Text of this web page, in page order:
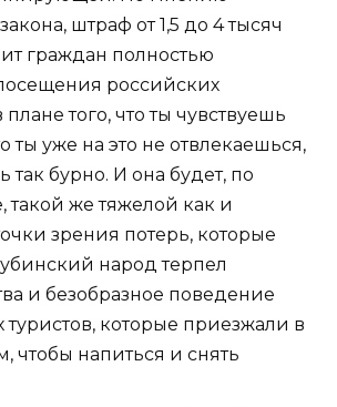
штраф от 1,5 до 4 тысяч
граждан полностью
посещения российских
того, что ты чувствуешь
ты уже на это не отвлекаешься,
так бурно. И она будет, по
такой же тяжелой как и
зрения потерь, которые
народ терпел
и безобразное поведение
которые приезжали в
чтобы напиться и снять